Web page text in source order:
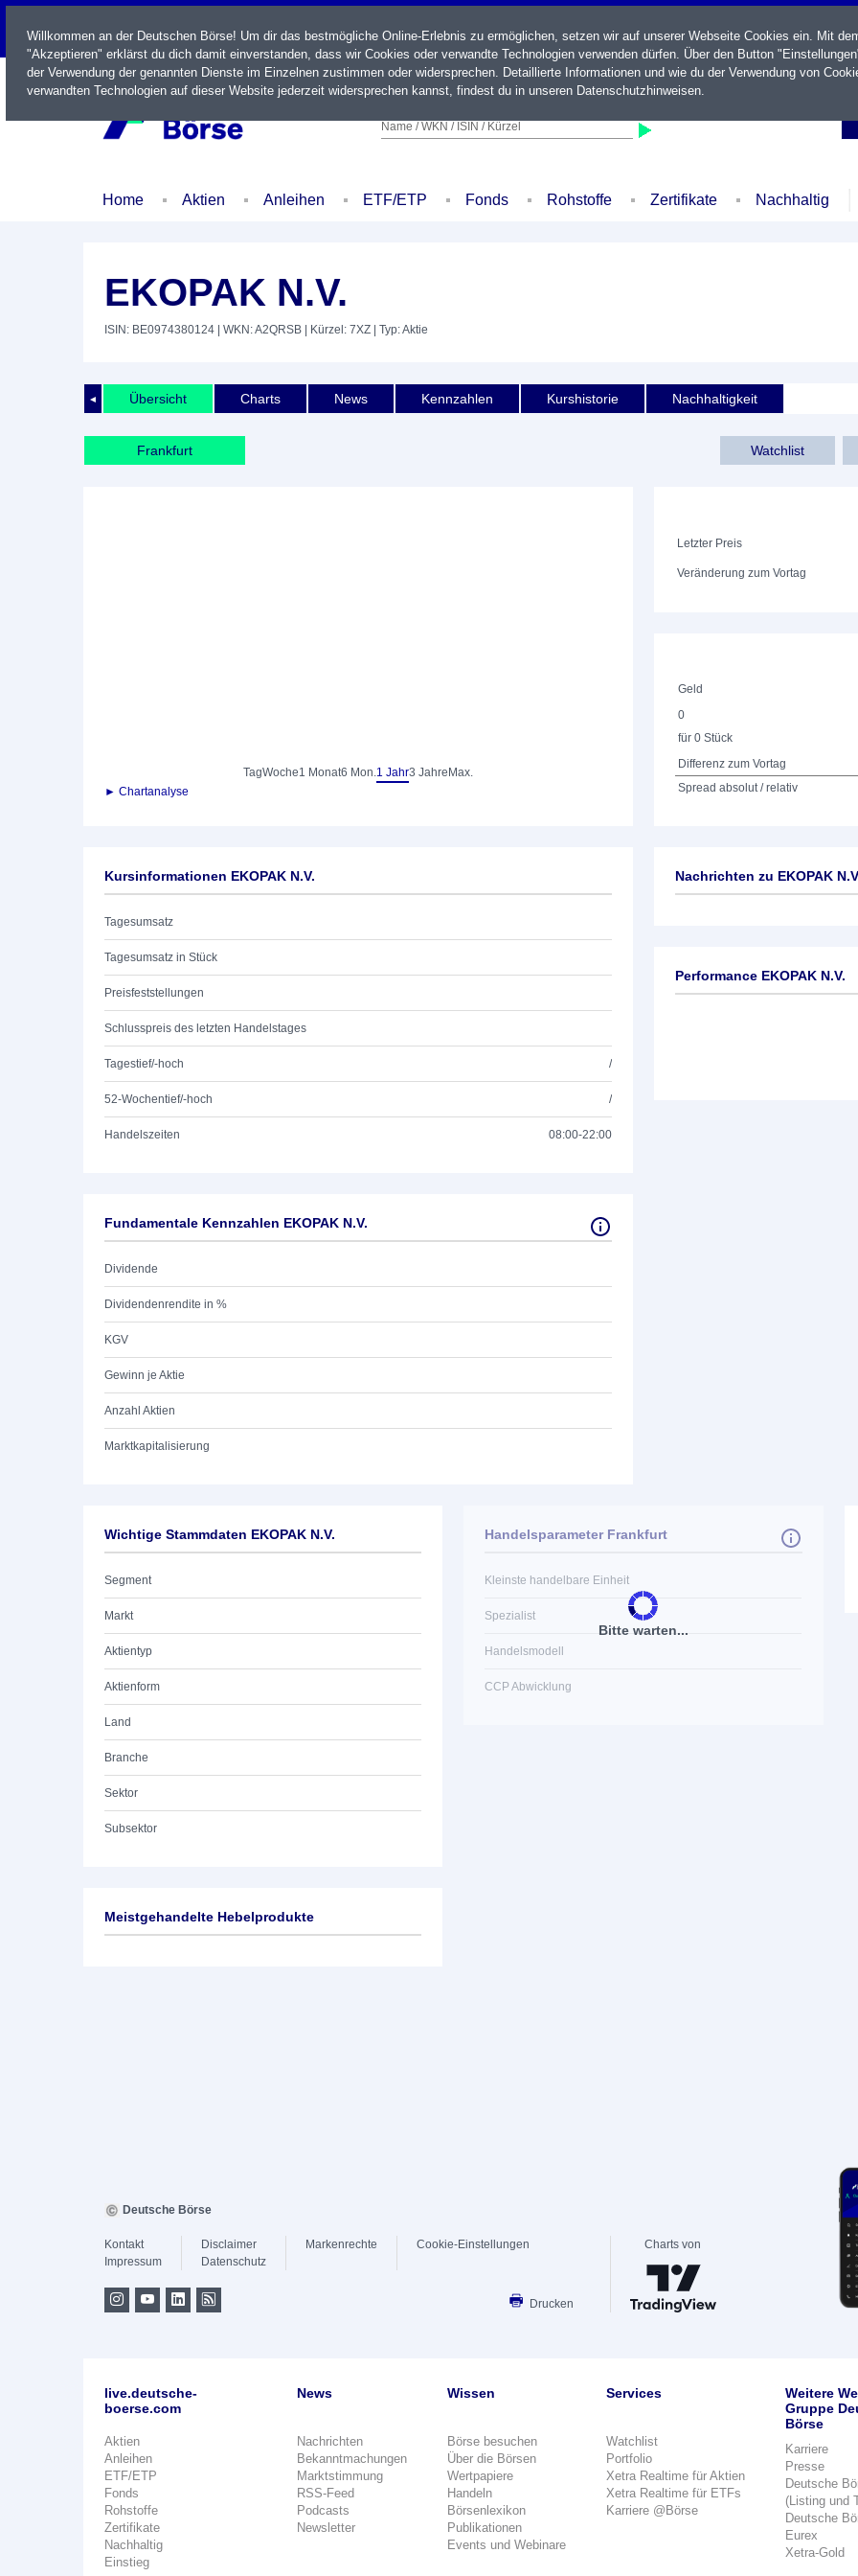
LIVE
Name / WKN / ISIN / Kürzel
Home Aktien Anleihen ETF/ETP Fonds Rohstoffe Zertifikate Nachhaltig
EKOPAK N.V.
ISIN: BE0974380124 | WKN: A2QRSB | Kürzel: 7XZ | Typ: Aktie
◄ Übersicht Charts News Kennzahlen Kurshistorie Nachhaltigkeit
Frankfurt Watchlist
TagWoche1 Monat6 Mon.1 Jahr3 Jahre Max.
► Chartanalyse
Letzter Preis
Veränderung zum Vortag
Geld
0
für 0 Stück
Differenz zum Vortag
Spread absolut / relativ
Kursinformationen EKOPAK N.V.
Tagesumsatz
Tagesumsatz in Stück
Preisfeststellungen
Schlusspreis des letzten Handelstages
Tagestief/-hoch /
52-Wochentief/-hoch /
Handelszeiten 08:00-22:00
Fundamentale Kennzahlen EKOPAK N.V.
Dividende
Dividendenrendite in %
KGV
Gewinn je Aktie
Anzahl Aktien
Marktkapitalisierung
Nachrichten zu EKOPAK
Performance EKOPAK N.V.
Wichtige Stammdaten EKOPAK N.V.
Segment
Markt
Aktientyp
Aktienform
Land
Branche
Sektor
Subsektor
Bitte warten...
Handelsparameter Frankfurt
Kleinste handelbare Einheit
Spezialist
Handelsmodell
CCP Abwicklung
Meistgehandelte Hebelprodukte
Willkommen an der Deutschen Börse! Um dir das bestmögliche Online-Erlebnis zu ermöglichen, setzen wir auf unserer Webseite Cookies ein. Mit
"Akzeptieren" erklärst du dich damit einverstanden, dass wir Cookies oder verwandte Technologien verwenden dürfen. Über den Button
der Verwendung der genannten Dienste im Einzelnen zustimmen oder widersprechen. Detaillierte Informationen und wie du der Verwendung von
verwandten Technologien auf dieser Website jederzeit widersprechen kannst, findest du in unseren Datenschutzhinweisen.
Deutsche Börse
Kontakt
Impressum
Disclaimer
Datenschutz
Markenrechte Cookie-Einstellungen
Drucken
Charts von
live.deutsche-
boerse.com
Aktien
Anleihen
ETF/ETP
Fonds
Rohstoffe
Zertifikate
Nachhaltig
Einstieg
News
Nachrichten
Bekanntmachungen
Marktstimmung
RSS-Feed
Podcasts
Newsletter
Wissen
Börse besuchen
Über die Börsen
Wertpapiere
Handeln
Börsenlexikon
Publikationen
Events und Webinare
Services
Watchlist
Portfolio
Xetra Realtime für Aktien
Xetra Realtime für ETFs
Karriere @Börse
Weitere
Gruppe
Börse
Karriere
Presse
Deutsche
(Listing und
Deutsche
Eurex
Xetra-Gold